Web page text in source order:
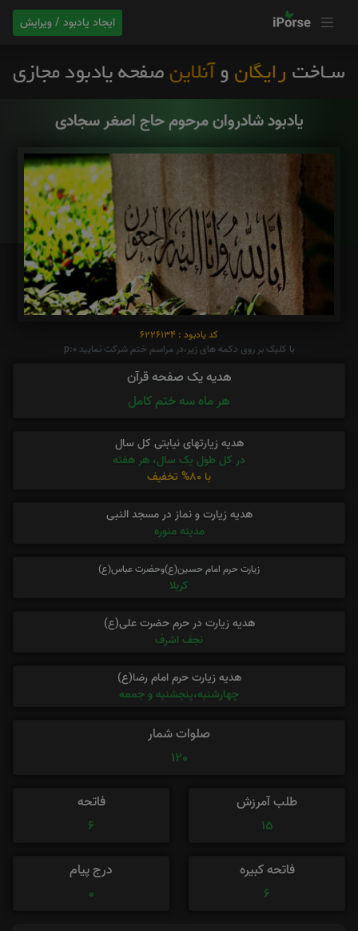
ایجاد یادبود / ویرایش
یادبود شادروان مرحوم حاج اصغر سجادی
کد یادبود : 6226134
با کلیک بر روی دکمه های زیر،در مراسم ختم شرکت نمایید p:0
هدیه یک صفحه قرآن
هر ماه سه ختم کامل
هدیه زیارتهای نیابتی کل سال
در کل طول یک سال، هر هفته
با 80% تخفیف
هدیه زیارت و نماز در مسجد النبی
مدینه منوره
زیارت حرم امام حسین(ع)وحضرت عباس(ع)
کربلا
هدیه زیارت در حرم حضرت علی(ع)
نجف اشرف
هدیه زیارت حرم امام رضا(ع)
چهارشنبه،پنجشنبه و جمعه
صلوات شمار
120
طلب آمرزش
15
فاتحه
6
فاتحه کبیره
6
درج پیام
0